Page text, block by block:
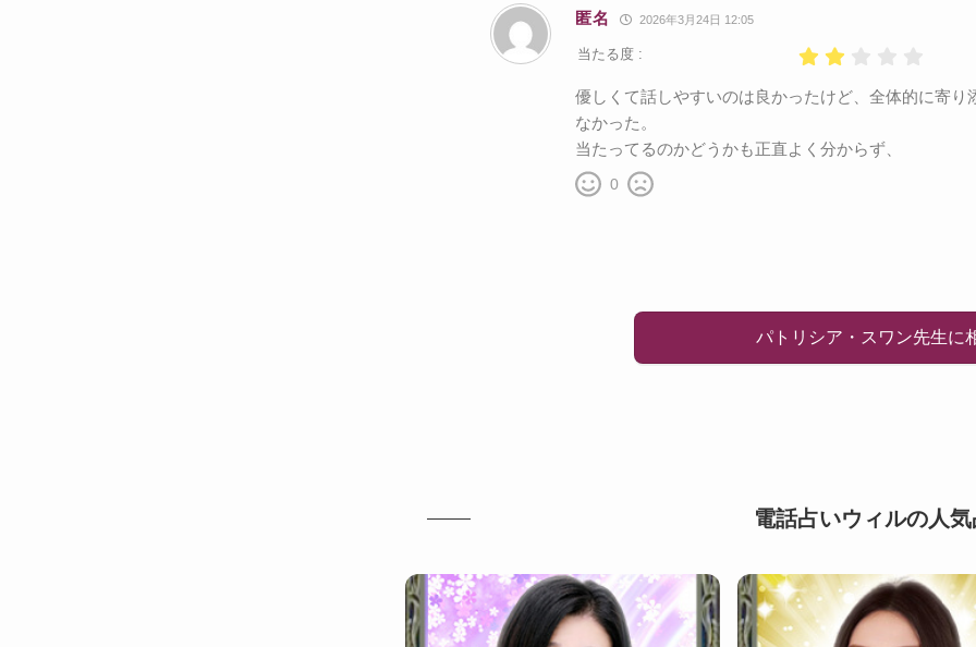
匿名 2026年3月24日 12:05
当たる度 :
優しくて話しやすいのは良かったけど、全体的に寄り
なかった。
当たってるのかどうかも正直よく分からず、
0
パトリシア・スワン先生に
電話占いウィルの人